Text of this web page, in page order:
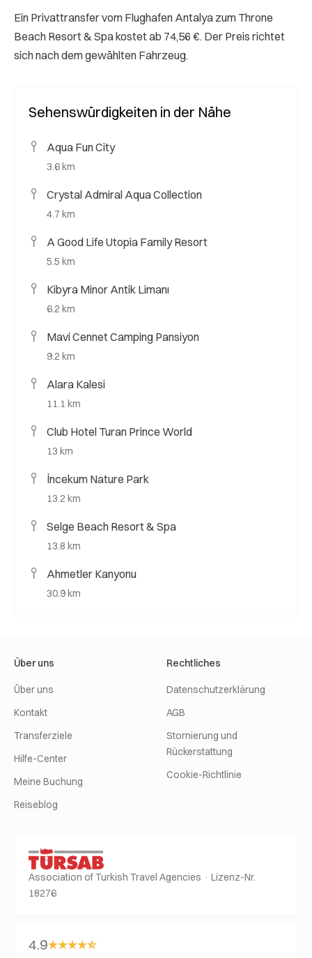
Ein Privattransfer vom Flughafen Antalya zum Throne
Beach Resort & Spa kostet ab 74,56 €. Der Preis richtet
sich nach dem gewählten Fahrzeug.
Sehenswürdigkeiten in der Nähe
Aqua Fun City
3.6 km
Crystal Admiral Aqua Collection
4.7 km
A Good Life Utopia Family Resort
5.5 km
Kibyra Minor Antik Limanı
6.2 km
Mavi Cennet Camping Pansiyon
9.2 km
Alara Kalesi
11.1 km
Club Hotel Turan Prince World
13 km
İncekum Nature Park
13.2 km
Selge Beach Resort & Spa
13.8 km
Ahmetler Kanyonu
30.9 km
Über uns
Über uns
Kontakt
Transferziele
Hilfe-Center
Meine Buchung
Reiseblog
Rechtliches
Datenschutzerklärung
AGB
Stornierung und
Rückerstattung
Cookie-Richtlinie
Association of Turkish Travel Agencies · Lizenz-Nr.
18276
4.9